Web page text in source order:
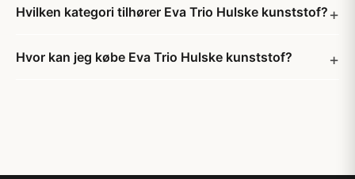
Hvilken kategori tilhører Eva Trio Hulske kunststof?
Hvor kan jeg købe Eva Trio Hulske kunststof?